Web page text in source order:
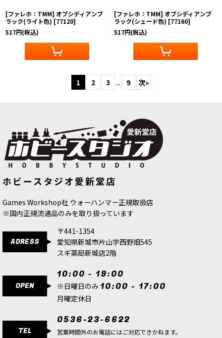
[ファレホ：TMM] オブシディアンブ
ラック(ライト色) [77120]
517円(税込)
[ファレホ：TMM] オブシディアンブ
ラック(シェード色) [77160]
517円(税込)
1 2 3 ... 9 次»
ホビースタジオ愛新堂店
Games Workshop社 ウォーハンマー正規取扱店
※国内正規流通品のみを取り扱っています
ADRESS
〒441-1354
愛知県新城市片山字西野畑545
スギ薬局新城店2階
OPEN
10:00 - 19:00
※日曜日のみ 10:00 - 17:00
月曜定休日
TEL
0536-23-6622
営業時間外のお電話にはご対応できかねます。